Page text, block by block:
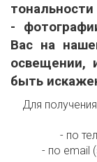
тональности
-
Вас на
освещении,
быть
Для
- по
- по email